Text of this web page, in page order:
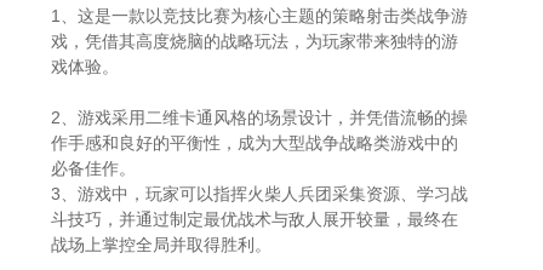
1、这是一款以竞技比赛为核心主题的策略射击类战争游
戏，凭借其高度烧脑的战略玩法，为玩家带来独特的游
戏体验。
2、游戏采用二维卡通风格的场景设计，并凭借流畅的操
作手感和良好的平衡性，成为大型战争战略类游戏中的
必备佳作。
3、游戏中，玩家可以指挥火柴人兵团采集资源、学习战
斗技巧，并通过制定最优战术与敌人展开较量，最终在
战场上掌控全局并取得胜利。